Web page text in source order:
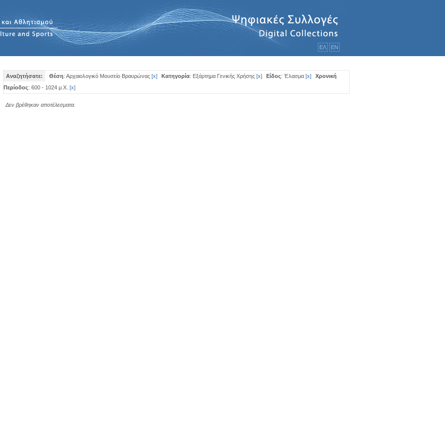
ΕΛ ΕΝ
Αναζητήσατε: Θέση: Αρχαιολογικό Μουσείο Βραυρώνας [x] Κατηγορία: Εξάρτημα Γενικής Χρήσης [x] Είδος: Έλασμα [x]
Χρονική
Περίοδος: 600 - 1024 μ.Χ. [x]
Δεν βρέθηκαν αποτέλεσματα.